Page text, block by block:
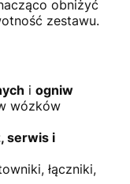
obniżyć
zestawu.
i ogniw
wózków
serwis i
łączniki,